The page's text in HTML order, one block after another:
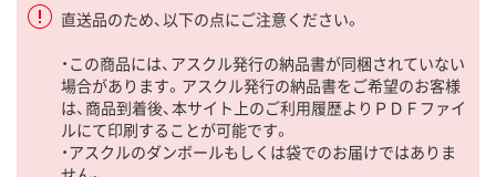
直送品のため、以下の点にご注意ください。
・この商品には、アスクル発行の納品書が同梱されていない
場合があります。アスクル発行の納品書をご希望のお客様
は、商品到着後、本サイト上のご利用履歴よりＰＤＦファイ
ルにて印刷することが可能です。
・アスクルのダンボールもしくは袋でのお届けではありま